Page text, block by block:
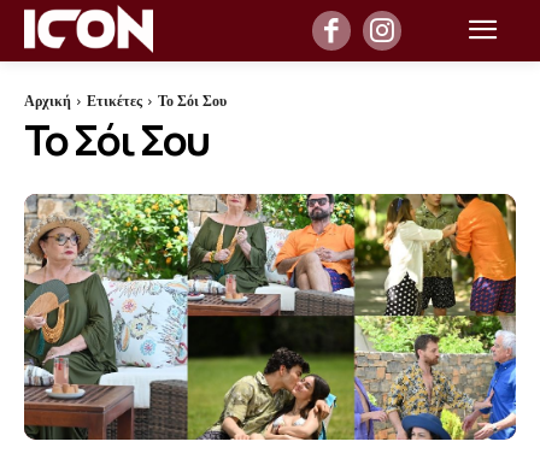
Αρχική Ετικέτες Το Σόι Σου
Το Σόι Σου